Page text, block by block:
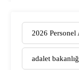
2026 Personel
adalet